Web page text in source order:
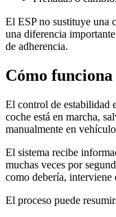
El ESP no sustituye una
una diferencia
de adherencia.
Cómo
El control de estabilidad
coche está en marcha,
manualmente en
El sistema recibe
muchas veces por
como debería, interviene
El proceso puede